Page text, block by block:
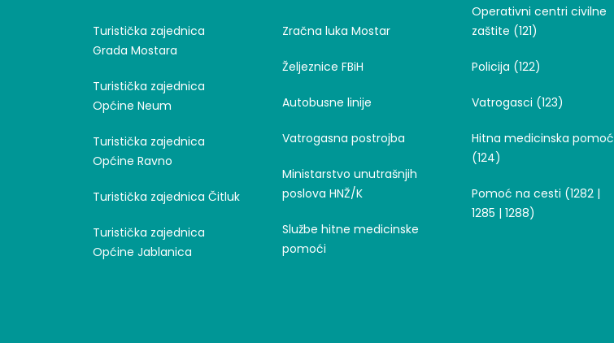
Turistička zajednica
Grada Mostara
Turistička zajednica
Općine Neum
Turistička zajednica
Općine Ravno
Turistička zajednica Čitluk
Turistička zajednica
Općine Jablanica
Zračna luka Mostar
Željeznice FBiH
Autobusne linije
Vatrogasna postrojba
Ministarstvo unutrašnjih
poslova HNŽ/K
Službe hitne medicinske
pomoći
Operativni centri civilne
zaštite (121)
Policija (122)
Vatrogasci (123)
Hitna medicinska pomoć
(124)
Pomoć na cesti (1282 |
1285 | 1288)